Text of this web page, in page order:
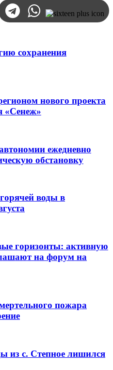
сохранения
нового проекта
«Сенеж»
ежедневно
обстановку
воды в
горизонты: активную
на форум на
пожара
из с. Степное лишился